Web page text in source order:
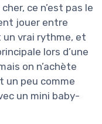
ce n’est pas le
jouer entre
vrai rythme, et
lors d’une
on n’achète
un peu comme
un mini baby-